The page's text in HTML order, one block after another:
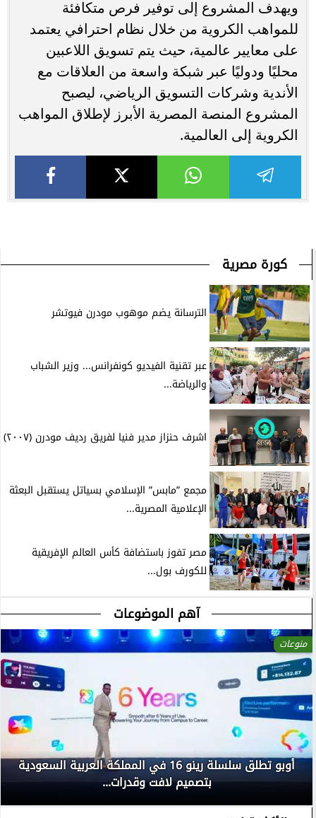
ويهدف المشروع إلى توفير فرص متكافئة
للمواهب الكروية من خلال نظام احترافي يعتمد
على معايير عالمية، حيث يتم تسويق اللاعبين
محليًا ودوليًا عبر شبكة واسعة من العلاقات مع
الأندية وشركات التسويق الرياضي، ليصبح
المشروع المنصة المصرية الأبرز لإطلاق المواهب
الكروية إلى العالمية.
كورة مصرية
الترسانة يضم موهوب مودرن فيوتشر
عبر تقنية الفيديو كونفرانس... وزير الشباب
والرياضة...
اشرف حنزاز مدير فنيا لفريق رديف مودرن (٢٠٠٧)
مجمع ”مابس” الإسلامي بسياتل يستقبل البعثة
الإعلامية المصرية...
مصر تفوز باستضافة كأس العالم الإفريقية
للكورف بول...
آهم الموضوعات
منوعات
أوبو تطلق سلسلة رينو 16 في المملكة العربية السعودية
بتصميم لافت وقدرات...